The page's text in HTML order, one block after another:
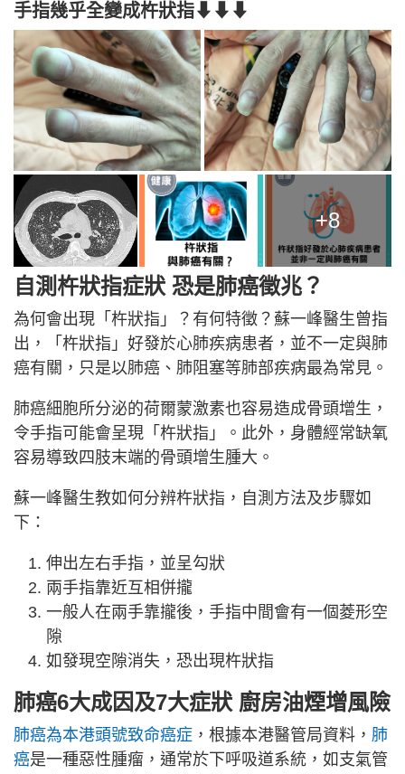
手指幾乎全變成杵狀指⬇⬇⬇
+8
自測杵狀指症狀 恐是肺癌徵兆？
為何會出現「杵狀指」？有何特徵？蘇一峰醫生曾指
出，「杵狀指」好發於心肺疾病患者，並不一定與肺
癌有關，只是以肺癌、肺阻塞等肺部疾病最為常見。
肺癌細胞所分泌的荷爾蒙激素也容易造成骨頭增生，
令手指可能會呈現「杵狀指」。此外，身體經常缺氧
容易導致四肢末端的骨頭增生腫大。
蘇一峰醫生教如何分辨杵狀指，自測方法及步驟如
下：
伸出左右手指，並呈勾狀
兩手指靠近互相併攏
一般人在兩手靠攏後，手指中間會有一個菱形空
隙
如發現空隙消失，恐出現杵狀指
肺癌6大成因及7大症狀 廚房油煙增風險
肺癌為本港頭號致命癌症 ，根據本港醫管局資料， 肺
癌是一種惡性腫瘤，通常於下呼吸道系統，如支氣管